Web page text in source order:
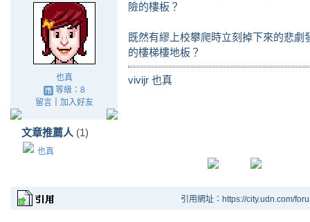
也真
等級：8
留言｜ 加入好友
文章推薦人 (1)
也真
險的樓板？
既然有繆上校攀爬時立刻掉下來的悲
的樓梯樓地板？
vivijr 也真
引用網址：https://city.udn.com/